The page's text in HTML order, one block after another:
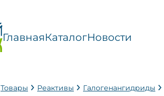
ГлавнаяКаталогНовости
Товары Реактивы Галогенангидриды